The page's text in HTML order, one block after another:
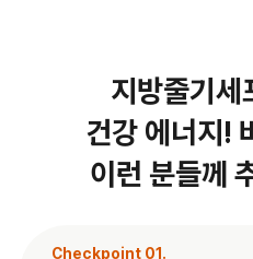
지방줄기세
건강 에너지!
이런 분들께
Checkpoint 01.